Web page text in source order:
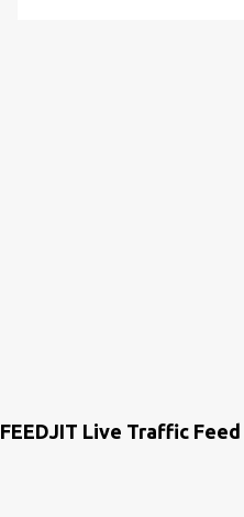
FEEDJIT Live Traffic Feed